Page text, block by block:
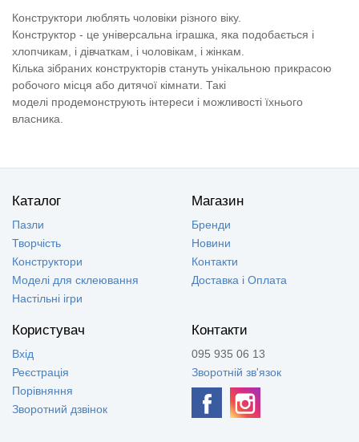
Конструктори люблять чоловіки різного віку.
Конструктор - це універсальна іграшка, яка подобається і
хлопчикам, і дівчаткам, і чоловікам, і жінкам.
Кілька зібраних конструкторів стануть унікальною прикрасою
робочого місця або дитячої кімнати. Такі
моделі продемонструють інтереси і можливості їхнього
власника.
Каталог
Пазли
Творчість
Конструктори
Моделі для склеювання
Настільні ігри
Магазин
Бренди
Новини
Контакти
Доставка і Оплата
Користувач
Вхід
Реєстрація
Порівняння
Зворотний дзвінок
Контакти
095 935 06 13
Зворотній зв'язок